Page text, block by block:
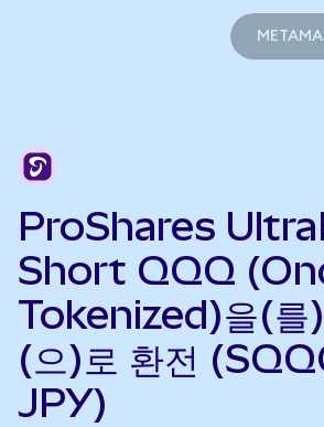
ProShares
Short QQQ
Tokenized)을(를)
(으)로 환전
JPY)